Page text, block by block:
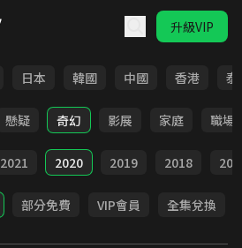
升級VIP
日本 韓國 中國 香港 泰
懸疑 奇幻 影展 家庭 職場
2021 2020 2019 2018
部分免費 VIP會員 全集兌換